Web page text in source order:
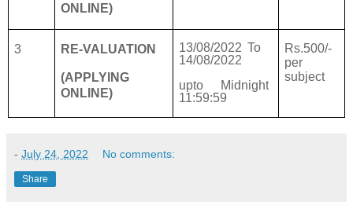
ONLINE)
3 RE-VALUATION
(APPLYING
ONLINE)
13/08/2022 To
14/08/2022
upto Midnight
11:59:59
Rs.500/-
per
subject
- July 24, 2022 No comments:
Share